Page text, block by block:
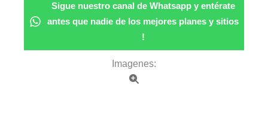
Sigue nuestro canal de Whatsapp y entérate
antes que nadie de los mejores planes y sitios
!
Imagenes: